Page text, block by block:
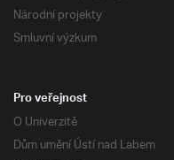
Národní projekty
Smluvní výzkum
Pro veřejnost
O Univerzitě
Dům umění Ústí nad Labem